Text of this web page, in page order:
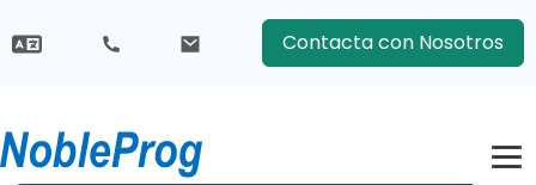
Contacta con Nosotros